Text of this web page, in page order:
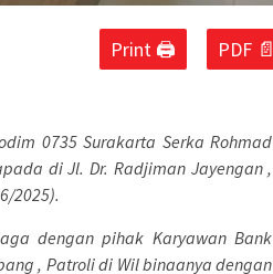
Print 🖨 PDF 📄
0735 Surakarta Serka Rohmad
di Jl. Dr. Radjiman Jayengan ,
2025).
dengan pihak Karyawan Bank
, Patroli di Wil binaanya dengan